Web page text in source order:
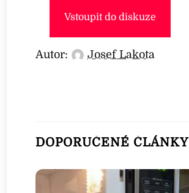
Vstoupit do diskuze
Autor: Josef Lakota
DOPORUČENÉ ČLÁNKY